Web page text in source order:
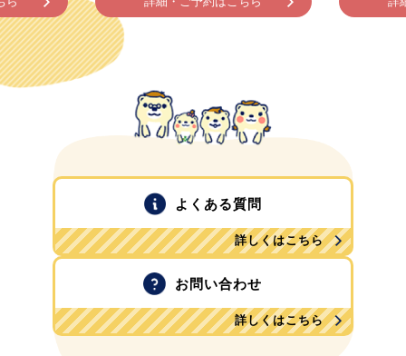
よくある質問
詳しくはこちら
お問い合わせ
詳しくはこちら